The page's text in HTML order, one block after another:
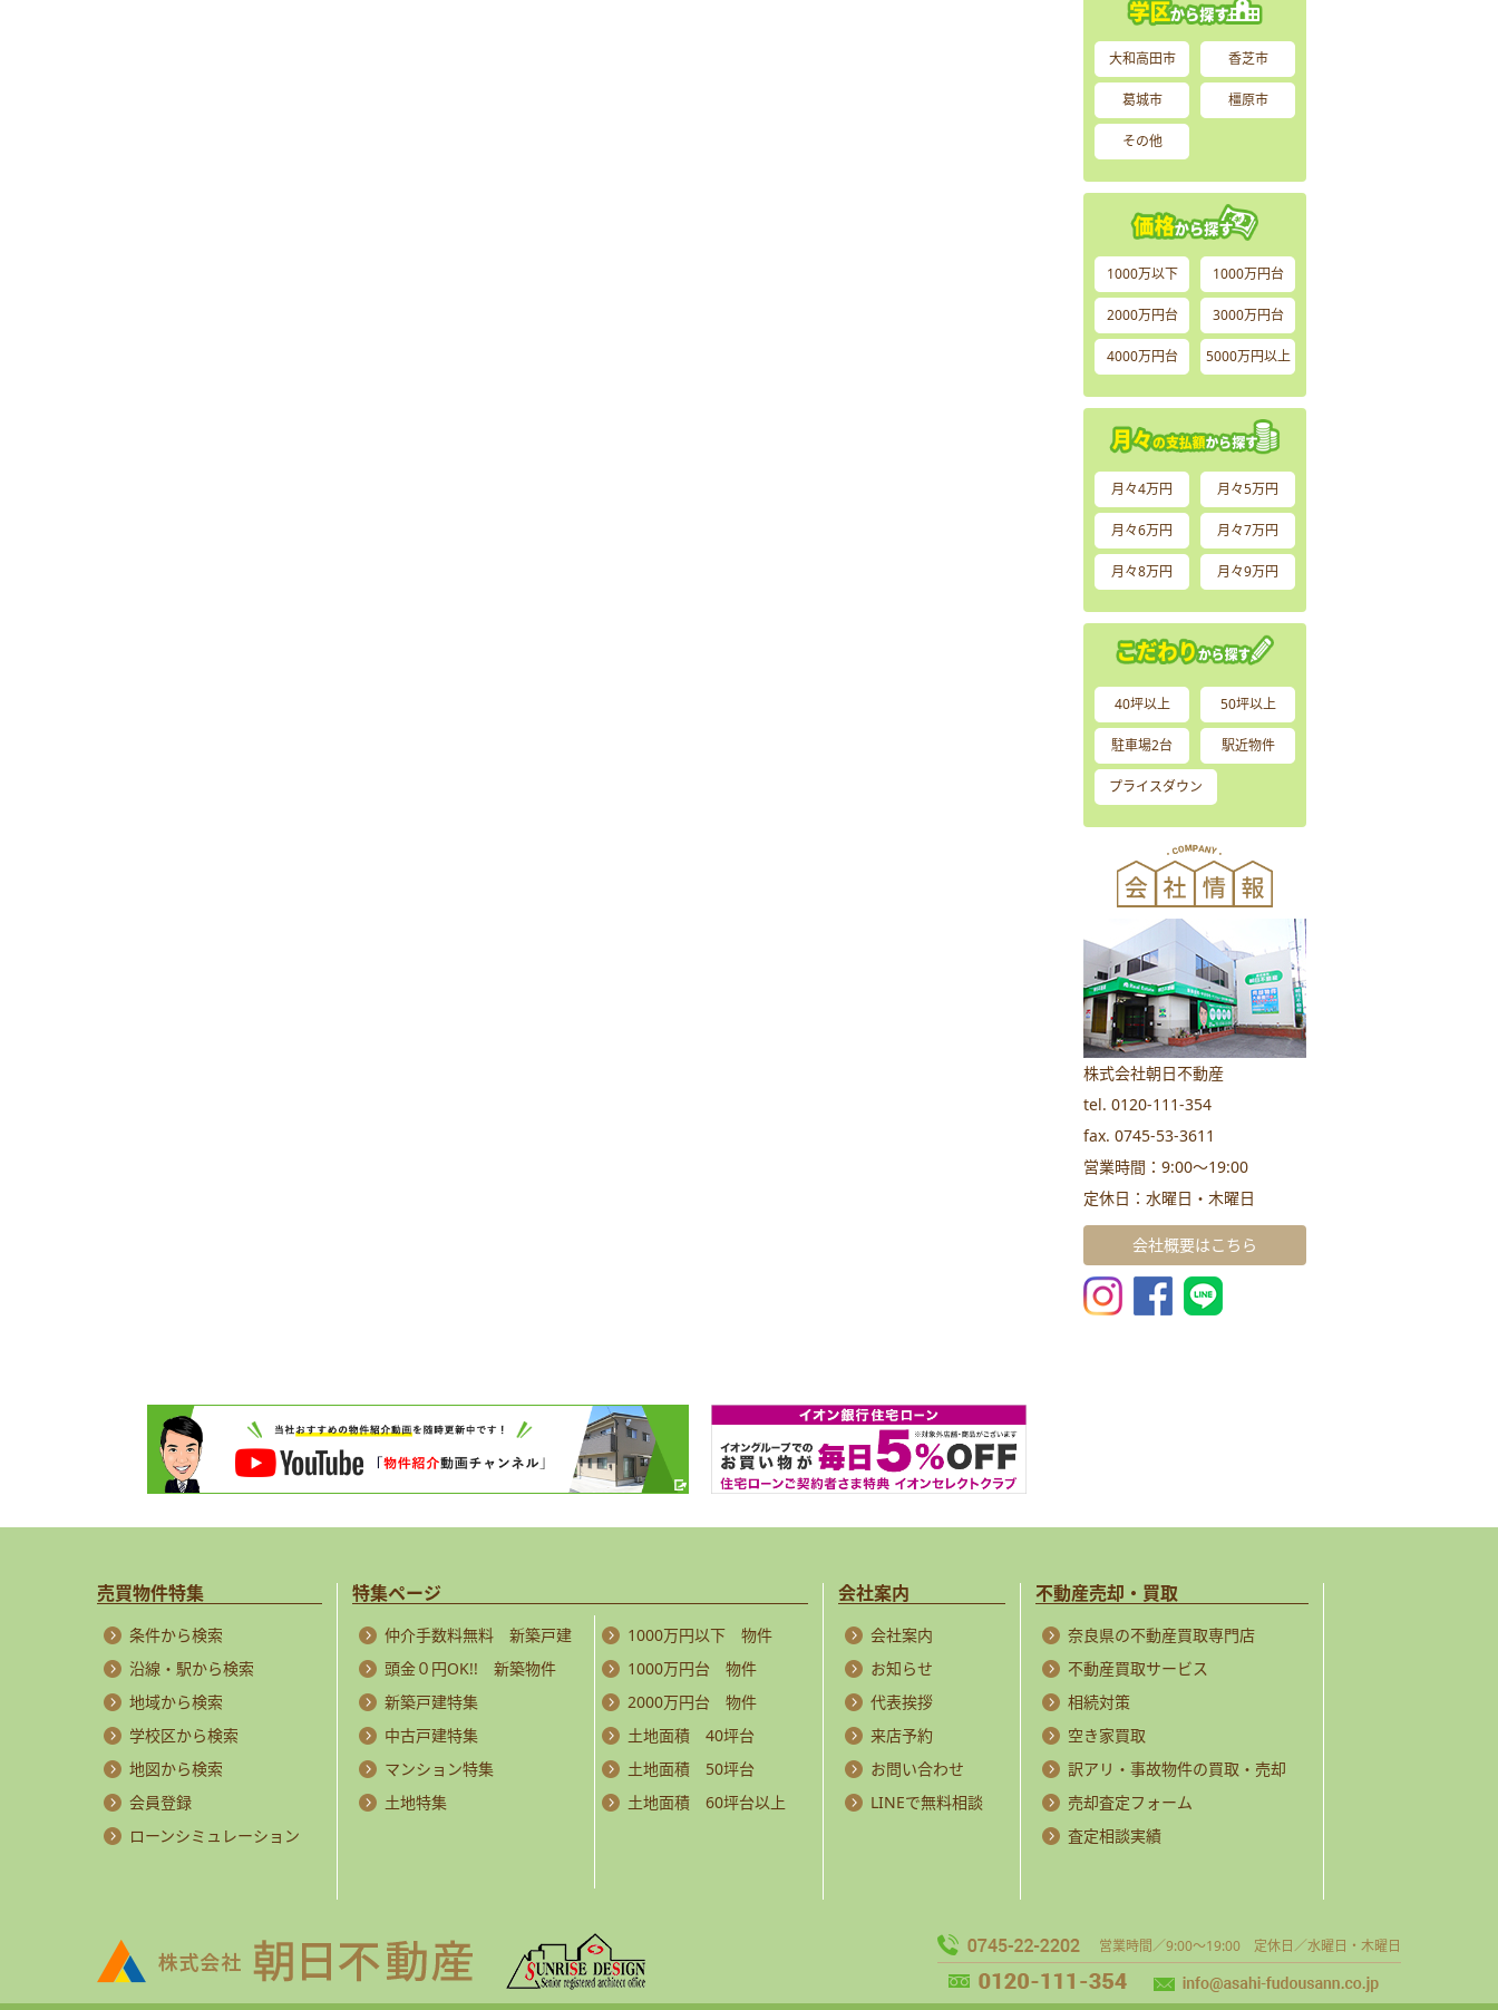
大和高田市 香芝市
葛城市 橿原市
その他
1000万以下 1000万円台
2000万円台 3000万円台
4000万円台 5000万円以上
月々4万円 月々5万円
月々6万円 月々7万円
月々8万円 月々9万円
40坪以上 50坪以上
駐車場2台 駅近物件
プライスダウン
株式会社朝日不動産
tel. 0120-111-354
fax. 0745-53-3611
営業時間：9:00～19:00
定休日：水曜日・木曜日
会社概要はこちら
売買物件特集
条件から検索
沿線・駅から検索
地域から検索
学校区から検索
地図から検索
会員登録
ローンシミュレーション
特集ページ
仲介手数料無料 新築戸建
頭金０円OK!! 新築物件
新築戸建特集
中古戸建特集
マンション特集
土地特集
1000万円以下 物件
1000万円台 物件
2000万円台 物件
土地面積 40坪台
土地面積 50坪台
土地面積 60坪台以上
会社案内
会社案内
お知らせ
代表挨拶
来店予約
お問い合わせ
LINEで無料相談
不動産売却・買取
奈良県の不動産買取専門店
不動産買取サービス
相続対策
空き家買取
訳アリ・事故物件の買取・売却
売却査定フォーム
査定相談実績
営業時間／9:00～19:00 定休日／水曜日・木曜日